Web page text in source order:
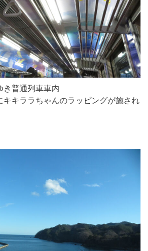
普通列車車内
キキララちゃんのラッピングが施され